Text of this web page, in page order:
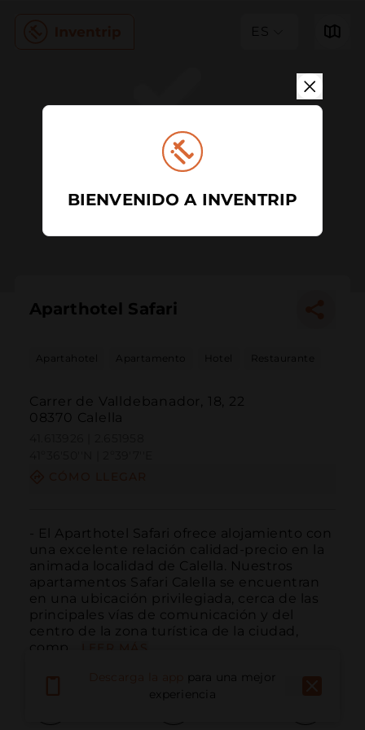
ES
Aparthotel Safari
Apartahotel Apartamento Hotel Restaurante
Carrer de Valldebanador, 18, 22
08370 Calella
- El Aparthotel Safari ofrece alojamiento con
una excelente relación calidad-precio en la
animada localidad de Calella. Nuestros
apartamentos Safari Calella se encuentran
en una ubicación privilegiada, cerca de las
principales vías de comunicación y del
centro de la zona turística de la ciudad,
comp...
para una mejor
experiencia
BIENVENIDO A INVENTRIP